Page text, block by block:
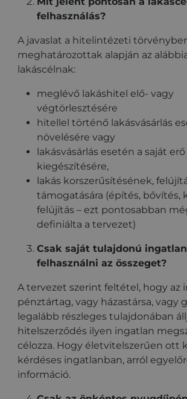
felhasználás?
A javaslat a hitelintézeti
meghatározottak alapján az
lakáscélnak:
meglévő lakáshitel elő- vagy
végtörlesztésére
hitellel történő lakásvásárlás
növelésére vagy
lakásvásárlás esetén a saját erő
kiegészítésére,
lakás korszerűsítésének,
támogatására (építés, bővítés,
felújítás – ezt pontosabban
definiálta a tervezet)
Csak saját tulajdonú
felhasználni az összeget?
A tervezet szerint feltétel, hogy az
pénztártag, vagy házastársa, vagy
legalább részleges tulajdonában
hitelszerződés ilyen ingatlan
célozza. Hogy életvitelszerűen ott
kérdéses ingatlanban, arról
információ.